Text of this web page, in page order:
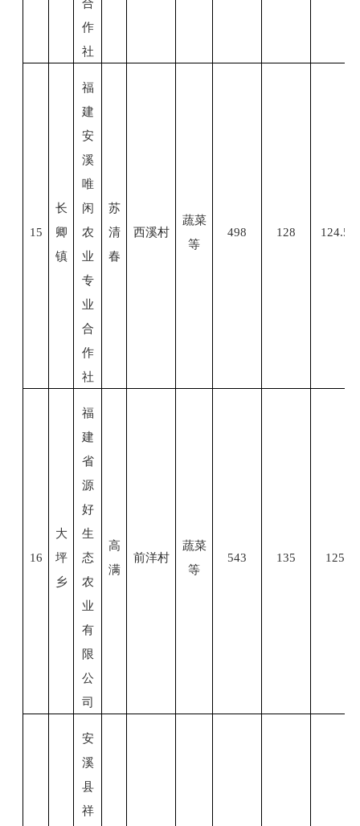
作
社
15
长
卿
镇
福
建
安
溪
唯
闲
农
业
专
业
合
作
社
苏
清
春
西溪村
蔬菜
等
498 128 124.5
16
大
坪
乡
福
建
省
源
好
生
态
农
业
有
限
公
司
高
满
前洋村
蔬菜
等
543 135 125
安
溪
县
祥